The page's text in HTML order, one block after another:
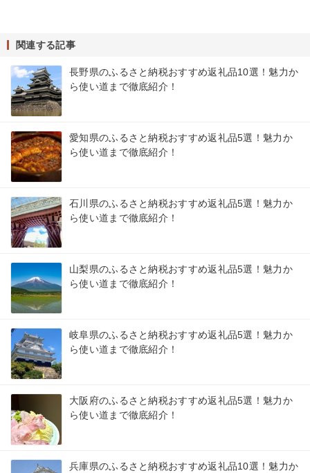
関連する記事
長野県のふるさと納税おすすめ返礼品10選！魅力か
ら使い道まで徹底紹介！
愛知県のふるさと納税おすすめ返礼品5選！魅力か
ら使い道まで徹底紹介！
石川県のふるさと納税おすすめ返礼品5選！魅力か
ら使い道まで徹底紹介！
山梨県のふるさと納税おすすめ返礼品5選！魅力か
ら使い道まで徹底紹介！
岐阜県のふるさと納税おすすめ返礼品5選！魅力か
ら使い道まで徹底紹介！
大阪府のふるさと納税おすすめ返礼品5選！魅力か
ら使い道まで徹底紹介！
兵庫県のふるさと納税おすすめ返礼品10選！魅力か